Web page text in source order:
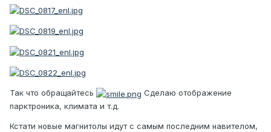
Так что обращайтесь
Сделаю отображение
парктроника, климата и т.д.
Кстати новые магнитолы идут с самым последним навителом,